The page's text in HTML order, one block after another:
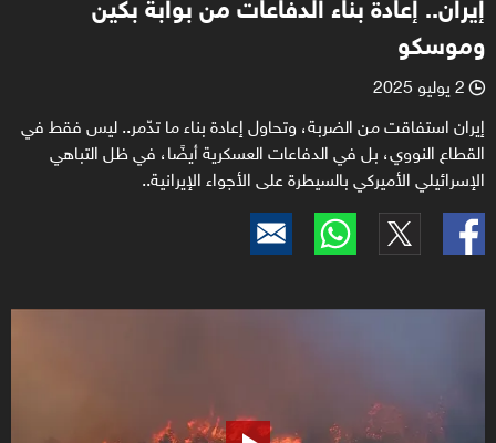
وموسكو
l 2 يوليو 2025
إيران استفاقت من الضربة، وتحاول إعادة بناء ما تدّمر.. ليس فقط في
القطاع النووي، بل في الدفاعات العسكرية أيضًا، في ظل التباهي
الإسرائيلي الأميركي بالسيطرة على الأجواء الإيرانية..